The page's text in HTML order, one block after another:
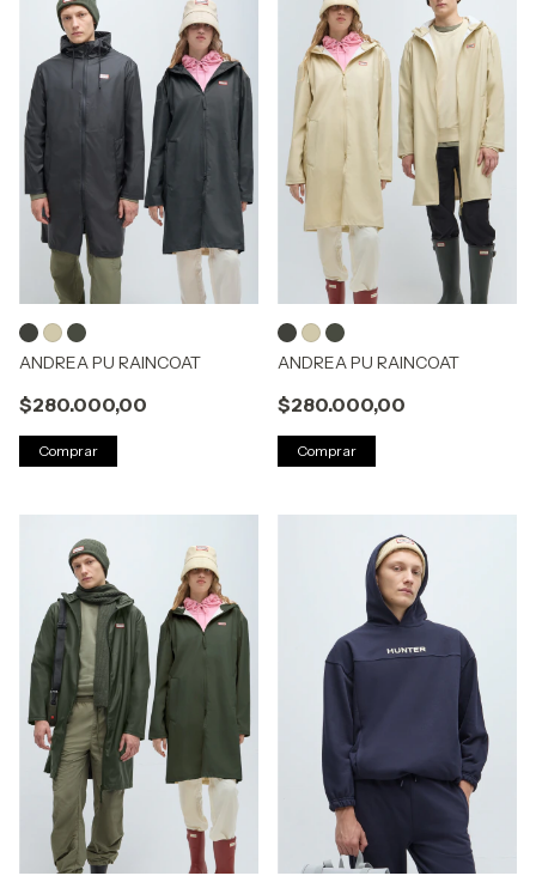
ANDREA PU RAINCOAT
$280.000,00
Comprar
ANDREA PU RAINCOAT
$280.000,00
Comprar